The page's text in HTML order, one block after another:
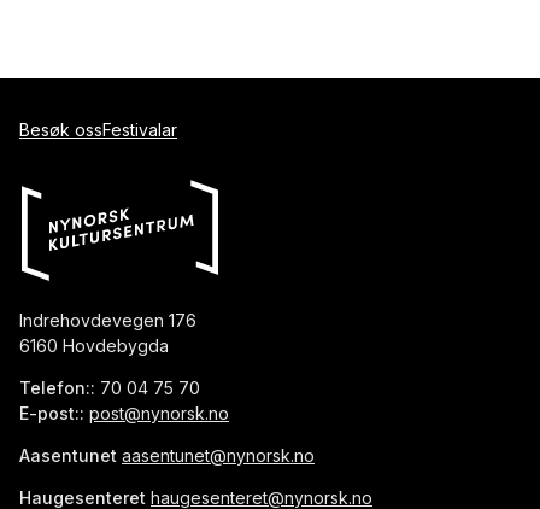
Besøk ossFestivalar
Indrehovdevegen 176
6160 Hovdebygda
Telefon:: 70 04 75 70
E-post:: post@nynorsk.no
Aasentunet aasentunet@nynorsk.no
Haugesenteret haugesenteret@nynorsk.no